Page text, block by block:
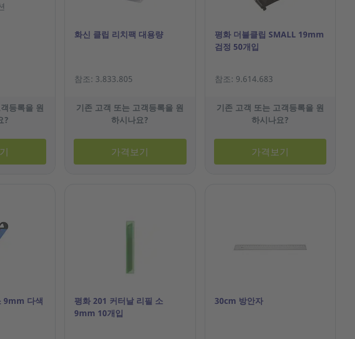
등록을 원
?
화신 클립 리치팩 대용량
참조: 3.833.805
기존 고객 또는 고객등록을 원
하시나요?
가격보기
평화 더블클립 SMALL 19mm
검정 50개입
참조: 9.614.683
기존 고객 또는 고객등록을 원
하시나요?
가격보기
9mm 다색
평화 201 커터날 리필 소
9mm 10개입
30cm 방안자